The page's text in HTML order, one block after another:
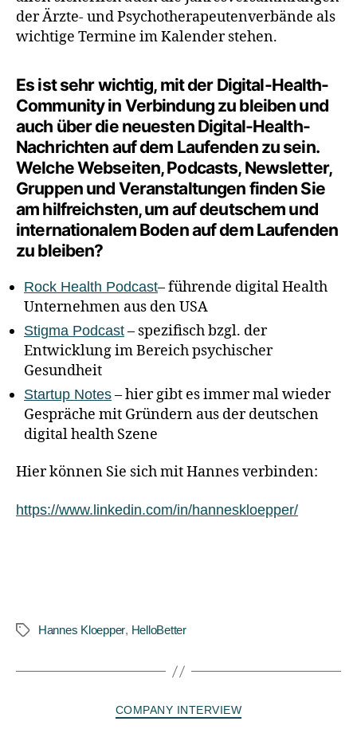
der Ärzte- und Psychotherapeutenverbände als
wichtige Termine im Kalender stehen.
Es ist sehr wichtig, mit der Digital-Health-
Community in Verbindung zu bleiben und
auch über die neuesten Digital-Health-
Nachrichten auf dem Laufenden zu sein.
Welche Webseiten, Podcasts, Newsletter,
Gruppen und Veranstaltungen finden Sie
am hilfreichsten, um auf deutschem und
internationalem Boden auf dem Laufenden
zu bleiben?
Rock Health Podcast– führende digital Health
Unternehmen aus den USA
Stigma Podcast – spezifisch bzgl. der
Entwicklung im Bereich psychischer
Gesundheit
Startup Notes – hier gibt es immer mal wieder
Gespräche mit Gründern aus der deutschen
digital health Szene
Hier können Sie sich mit Hannes verbinden:
https://www.linkedin.com/in/hanneskloepper/
Hannes Kloepper, HelloBetter
COMPANY INTERVIEW